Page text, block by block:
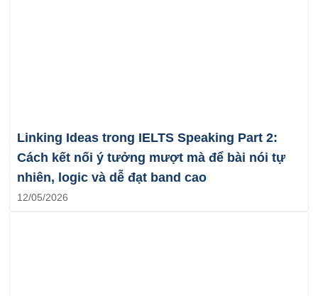
Linking Ideas trong IELTS Speaking Part 2:
Cách kết nối ý tưởng mượt mà để bài nói tự
nhiên, logic và dễ đạt band cao
12/05/2026